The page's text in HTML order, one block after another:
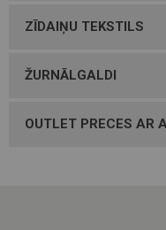
ZĪDAIŅU TEKSTILS
ŽURNĀLGALDI
OUTLET PRECES AR